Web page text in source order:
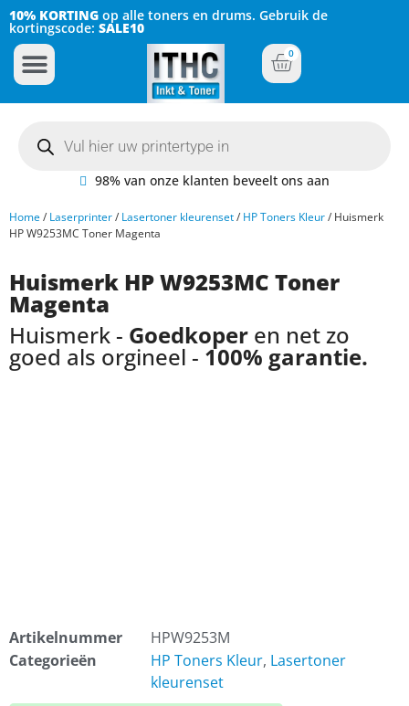
10% KORTING op alle toners en drums. Gebruik de
kortingscode: SALE10
0
98% van onze klanten beveelt ons aan
Home/ Laserprinter/ Lasertoner kleurenset/ HP Toners Kleur/ Huismerk
HP W9253MC Toner Magenta
Huismerk HP W9253MC Toner
Magenta
Huismerk - Goedkoper en net zo
goed als orgineel - 100% garantie.
Artikelnummer
HPW9253M
Categorieën
HP Toners Kleur, Lasertoner
kleurenset